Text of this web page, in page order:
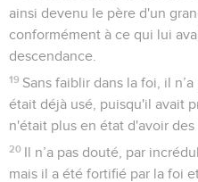
ainsi devenu le père d'un
conformément à ce qui lui
descendance.
19 Sans faiblir dans la foi, il
était déjà usé, puisqu'il avait
n'était plus en état d'avoir des
20 Il n’a pas douté, par
mais il a été fortifié par la foi